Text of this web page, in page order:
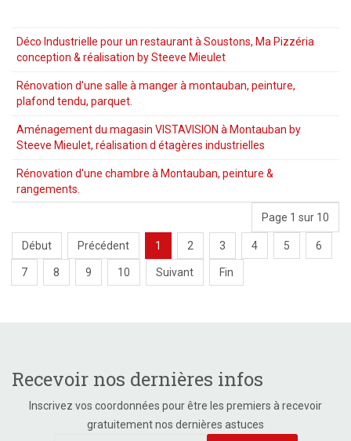
Déco Industrielle pour un restaurant à Soustons, Ma Pizzéria
conception & réalisation by Steeve Mieulet
Rénovation d'une salle à manger à montauban, peinture,
plafond tendu, parquet.
Aménagement du magasin VISTAVISION à Montauban by
Steeve Mieulet, réalisation d étagères industrielles
Rénovation d'une chambre à Montauban, peinture &
rangements.
Page 1 sur 10
Début Précédent 1 2 3 4 5 6
7 8 9 10 Suivant Fin
Recevoir nos dernières infos
Inscrivez vos coordonnées pour être les premiers à recevoir
gratuitement nos dernières astuces